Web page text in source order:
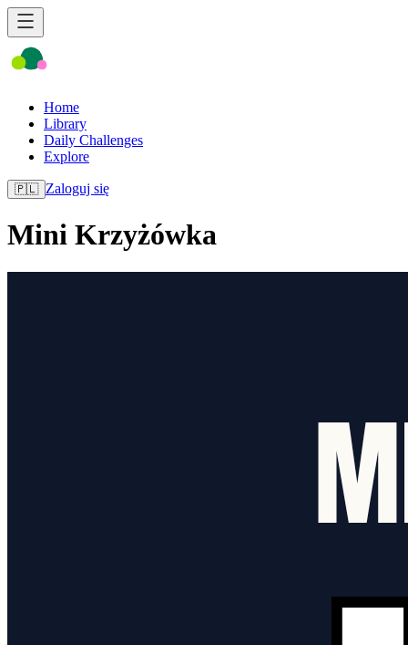
Home
Library
Daily Challenges
Explore
🇵🇱 Zaloguj się
Mini Krzyżówka